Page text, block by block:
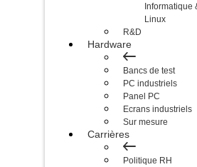
Informatique
Linux
R&D
Hardware
Bancs de test
PC industriels
Panel PC
Ecrans industriels
Sur mesure
Carrières
Politique RH